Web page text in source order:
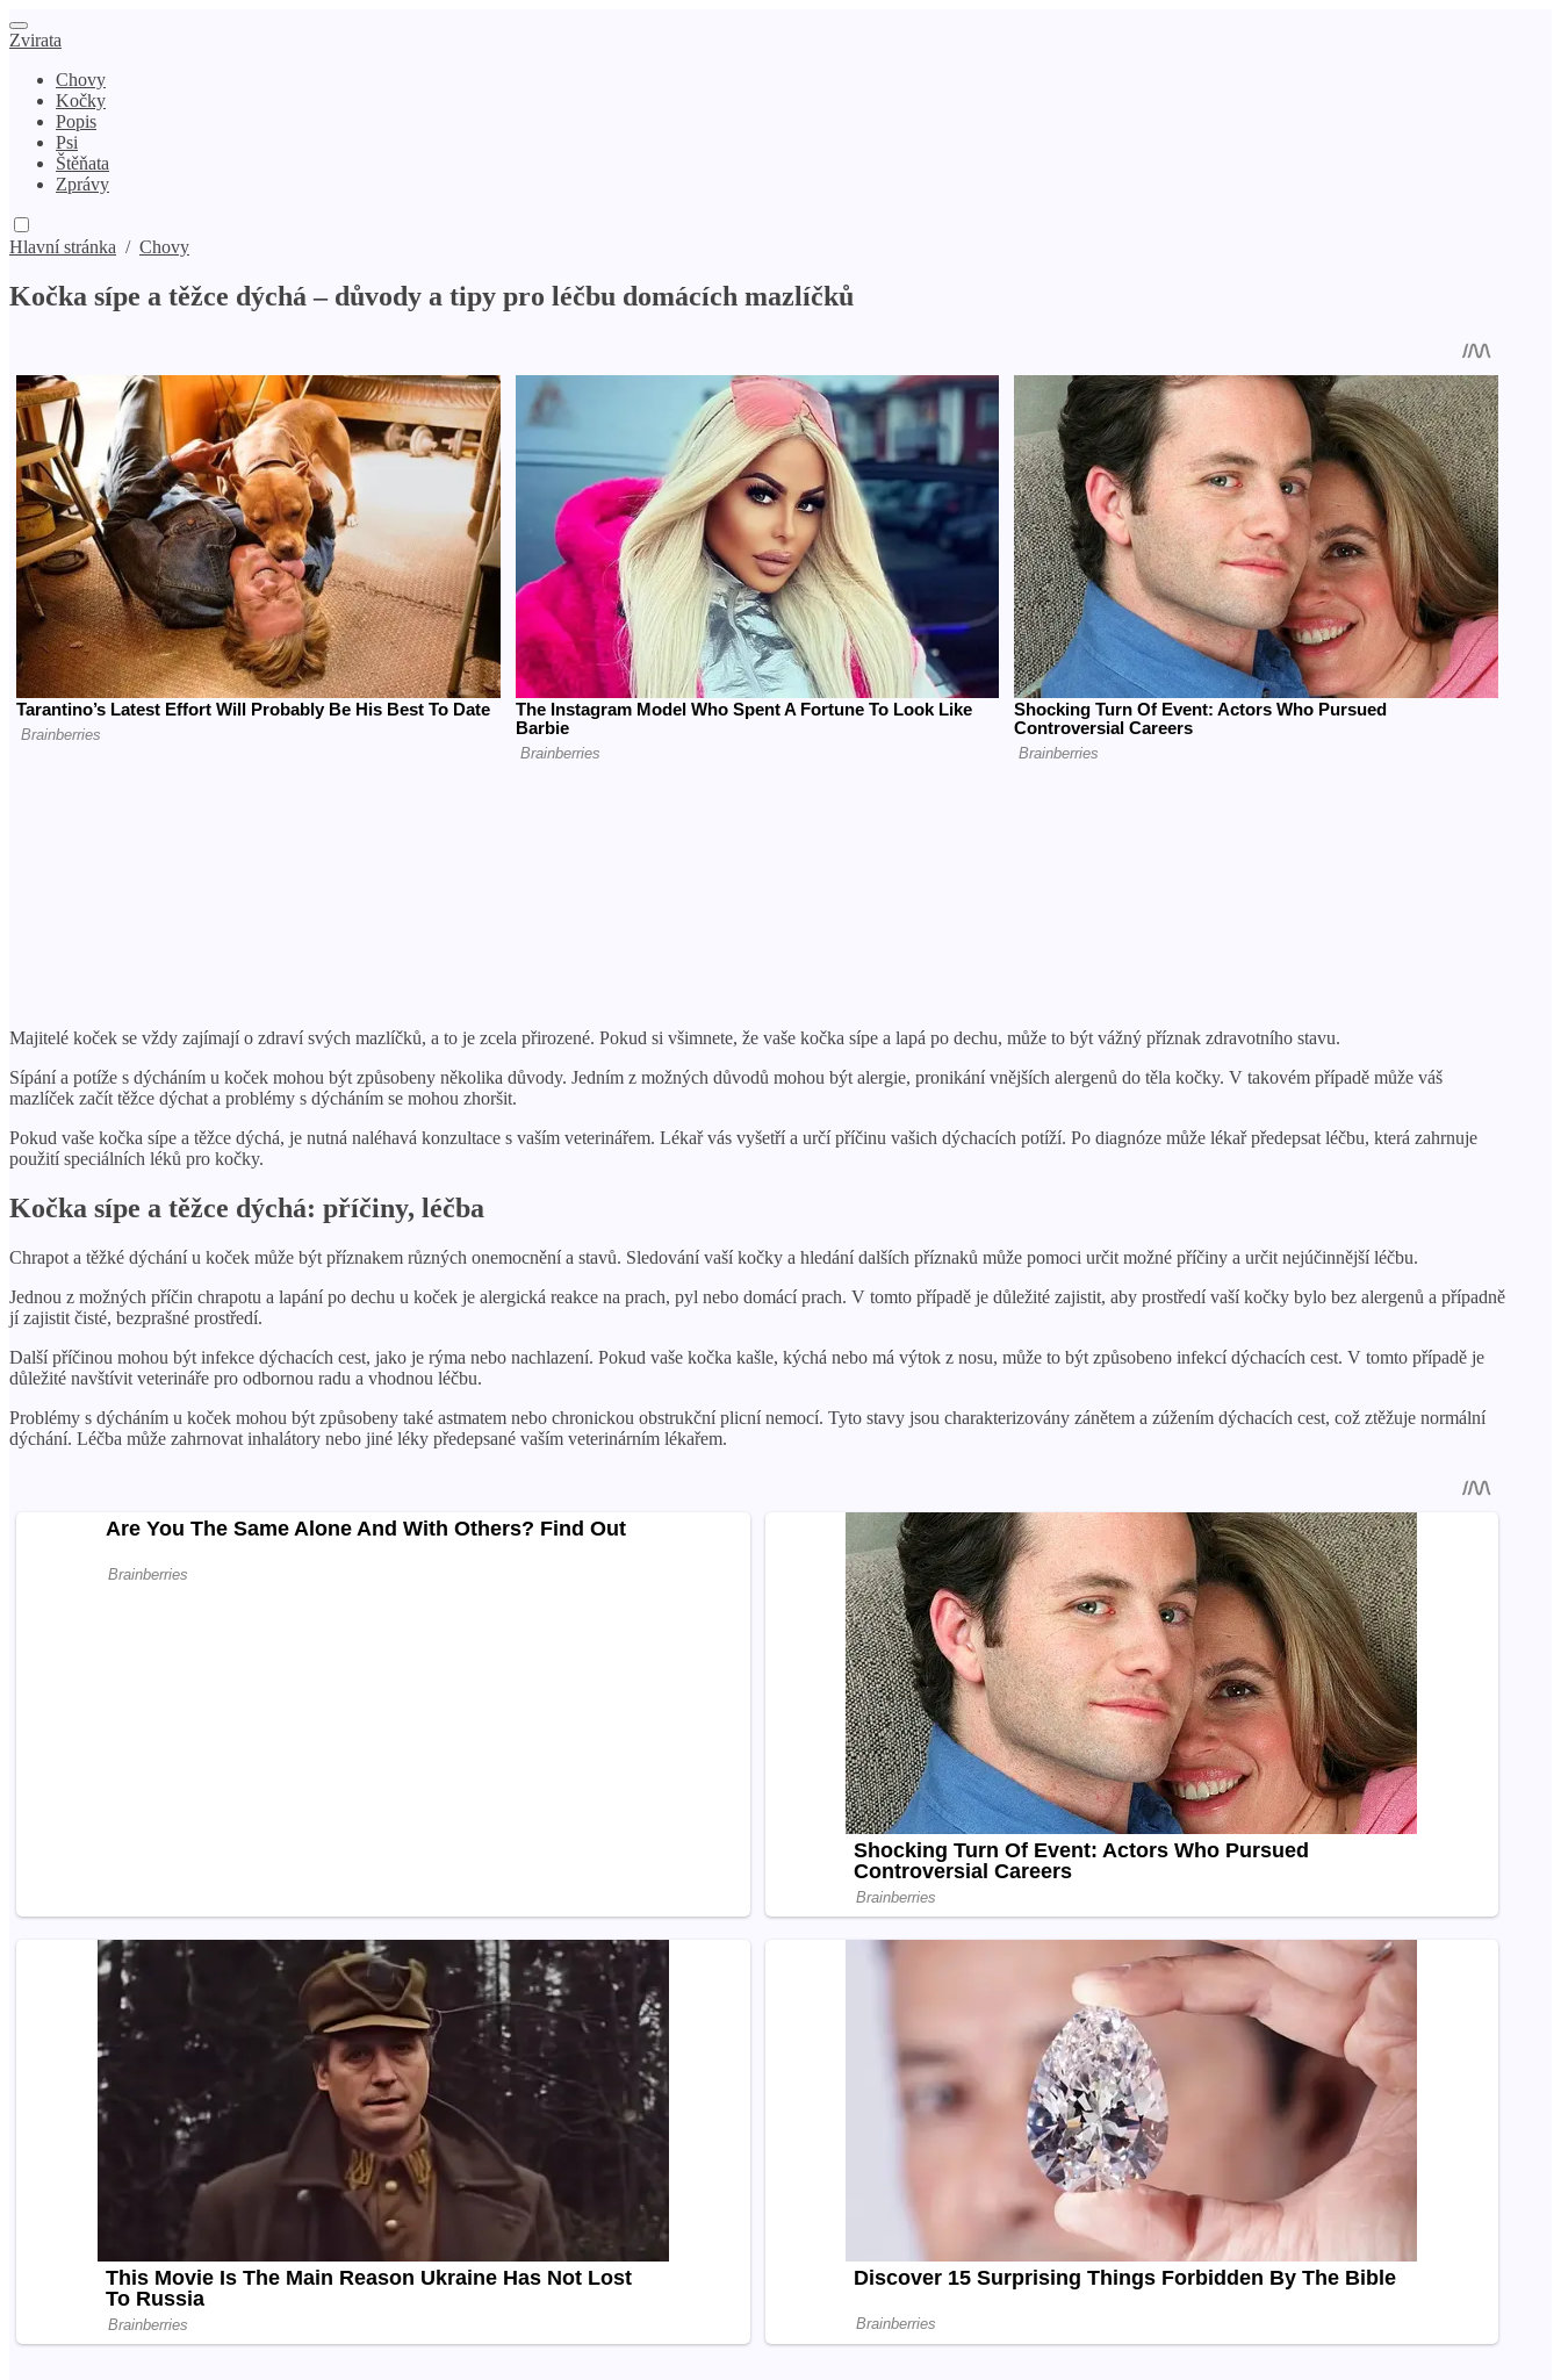
Zvirata
Chovy
Kočky
Popis
Psi
Štěňata
Zprávy
Hlavní stránka / Chovy
Kočka sípe a těžce dýchá – důvody a tipy pro léčbu domácích mazlíčků
Majitelé koček se vždy zajímají o zdraví svých mazlíčků, a to je zcela přirozené. Pokud si všimnete, že vaše kočka sípe a lapá po dechu, může to být vážný příznak zdravotního stavu.
Sípání a potíže s dýcháním u koček mohou být způsobeny několika důvody. Jedním z možných důvodů mohou být alergie, pronikání vnějších alergenů do těla kočky. V takovém případě může váš
mazlíček začít těžce dýchat a problémy s dýcháním se mohou zhoršit.
Pokud vaše kočka sípe a těžce dýchá, je nutná naléhavá konzultace s vaším veterinářem. Lékař vás vyšetří a určí příčinu vašich dýchacích potíží. Po diagnóze může lékař předepsat léčbu, která zahrnuje
použití speciálních léků pro kočky.
Kočka sípe a těžce dýchá: příčiny, léčba
Chrapot a těžké dýchání u koček může být příznakem různých onemocnění a stavů. Sledování vaší kočky a hledání dalších příznaků může pomoci určit možné příčiny a určit nejúčinnější léčbu.
Jednou z možných příčin chrapotu a lapání po dechu u koček je alergická reakce na prach, pyl nebo domácí prach. V tomto případě je důležité zajistit, aby prostředí vaší kočky bylo bez alergenů a případně
jí zajistit čisté, bezprašné prostředí.
Další příčinou mohou být infekce dýchacích cest, jako je rýma nebo nachlazení. Pokud vaše kočka kašle, kýchá nebo má výtok z nosu, může to být způsobeno infekcí dýchacích cest. V tomto případě je
důležité navštívit veterináře pro odbornou radu a vhodnou léčbu.
Problémy s dýcháním u koček mohou být způsobeny také astmatem nebo chronickou obstrukční plicní nemocí. Tyto stavy jsou charakterizovány zánětem a zúžením dýchacích cest, což ztěžuje normální
dýchání. Léčba může zahrnovat inhalátory nebo jiné léky předepsané vaším veterinárním lékařem.